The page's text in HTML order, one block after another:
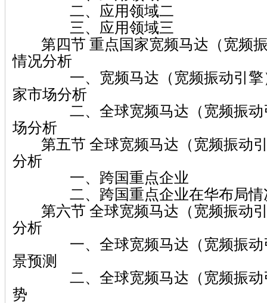
二、应用领域二
三、应用领域三
第四节 重点国家宽频马达（宽频
情况分析
一、宽频马达（宽频振动引擎
家市场分析
二、全球宽频马达（宽频振动
场分析
第五节 全球宽频马达（宽频振动
分析
一、跨国重点企业
二、跨国重点企业在华布局情
第六节 全球宽频马达（宽频振动
分析
一、全球宽频马达（宽频振动
景预测
二、全球宽频马达（宽频振动
势